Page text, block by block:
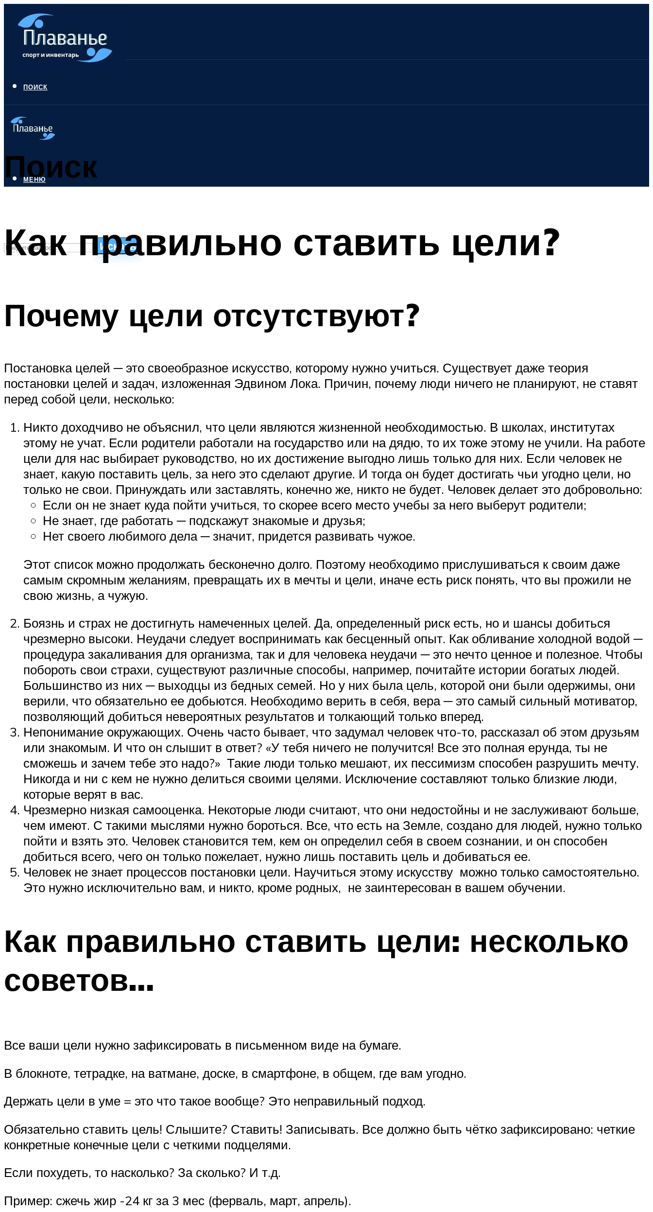
ПОИСК
Поиск
Искать
БАССЕЙН ДЛЯ ДОМА
ОЧИСТКА БАССЕЙНОВ
МЕНЮ
Как правильно ставить цели?
Почему цели отсутствуют?
Постановка целей ─ это своеобразное искусство, которому нужно учиться. Существует даже теория
постановки целей и задач, изложенная Эдвином Лока. Причин, почему люди ничего не планируют, не ставят
перед собой цели, несколько:
Никто доходчиво не объяснил, что цели являются жизненной необходимостью. В школах, институтах
этому не учат. Если родители работали на государство или на дядю, то их тоже этому не учили. На работе
цели для нас выбирает руководство, но их достижение выгодно лишь только для них. Если человек не
знает, какую поставить цель, за него это сделают другие. И тогда он будет достигать чьи угодно цели, но
только не свои. Принуждать или заставлять, конечно же, никто не будет. Человек делает это добровольно:
Если он не знает куда пойти учиться, то скорее всего место учебы за него выберут родители;
Не знает, где работать ─ подскажут знакомые и друзья;
Нет своего любимого дела ─ значит, придется развивать чужое.
Этот список можно продолжать бесконечно долго. Поэтому необходимо прислушиваться к своим даже
самым скромным желаниям, превращать их в мечты и цели, иначе есть риск понять, что вы прожили не
свою жизнь, а чужую.
Боязнь и страх не достигнуть намеченных целей. Да, определенный риск есть, но и шансы добиться
чрезмерно высоки. Неудачи следует воспринимать как бесценный опыт. Как обливание холодной водой ─
процедура закаливания для организма, так и для человека неудачи ─ это нечто ценное и полезное. Чтобы
побороть свои страхи, существуют различные способы, например, почитайте истории богатых людей.
Большинство из них ─ выходцы из бедных семей. Но у них была цель, которой они были одержимы, они
верили, что обязательно ее добьются. Необходимо верить в себя, вера ─ это самый сильный мотиватор,
позволяющий добиться невероятных результатов и толкающий только вперед.
Непонимание окружающих. Очень часто бывает, что задумал человек что-то, рассказал об этом друзьям
или знакомым. И что он слышит в ответ? «У тебя ничего не получится! Все это полная ерунда, ты не
сможешь и зачем тебе это надо?» Такие люди только мешают, их пессимизм способен разрушить мечту.
Никогда и ни с кем не нужно делиться своими целями. Исключение составляют только близкие люди,
которые верят в вас.
Чрезмерно низкая самооценка. Некоторые люди считают, что они недостойны и не заслуживают больше,
чем имеют. С такими мыслями нужно бороться. Все, что есть на Земле, создано для людей, нужно только
пойти и взять это. Человек становится тем, кем он определил себя в своем сознании, и он способен
добиться всего, чего он только пожелает, нужно лишь поставить цель и добиваться ее.
Человек не знает процессов постановки цели. Научиться этому искусству можно только самостоятельно.
Это нужно исключительно вам, и никто, кроме родных, не заинтересован в вашем обучении.
Как правильно ставить цели: несколько
советов…
Все ваши цели нужно зафиксировать в письменном виде на бумаге.
В блокноте, тетрадке, на ватмане, доске, в смартфоне, в общем, где вам угодно.
Держать цели в уме = это что такое вообще? Это неправильный подход.
Обязательно ставить цель! Слышите? Ставить! Записывать. Все должно быть чётко зафиксировано: четкие
конкретные конечные цели с четкими подцелями.
Если похудеть, то насколько? За сколько? И т.д.
Пример: сжечь жир -24 кг за 3 мес (ферваль, март, апрель).